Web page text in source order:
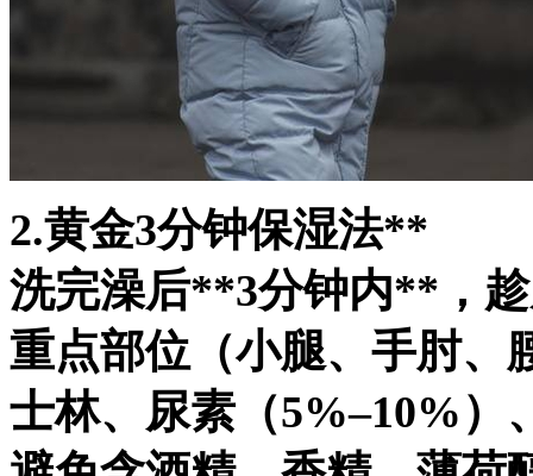
2.黄金3分钟保湿法**
洗完澡后**3分钟内**，
重点部位（小腿、手肘、
士林、尿素（5%–10%）